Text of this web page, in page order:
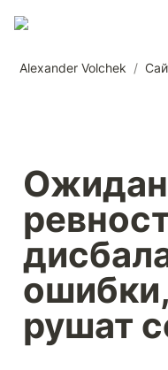
Alexander Volchek /
рушат